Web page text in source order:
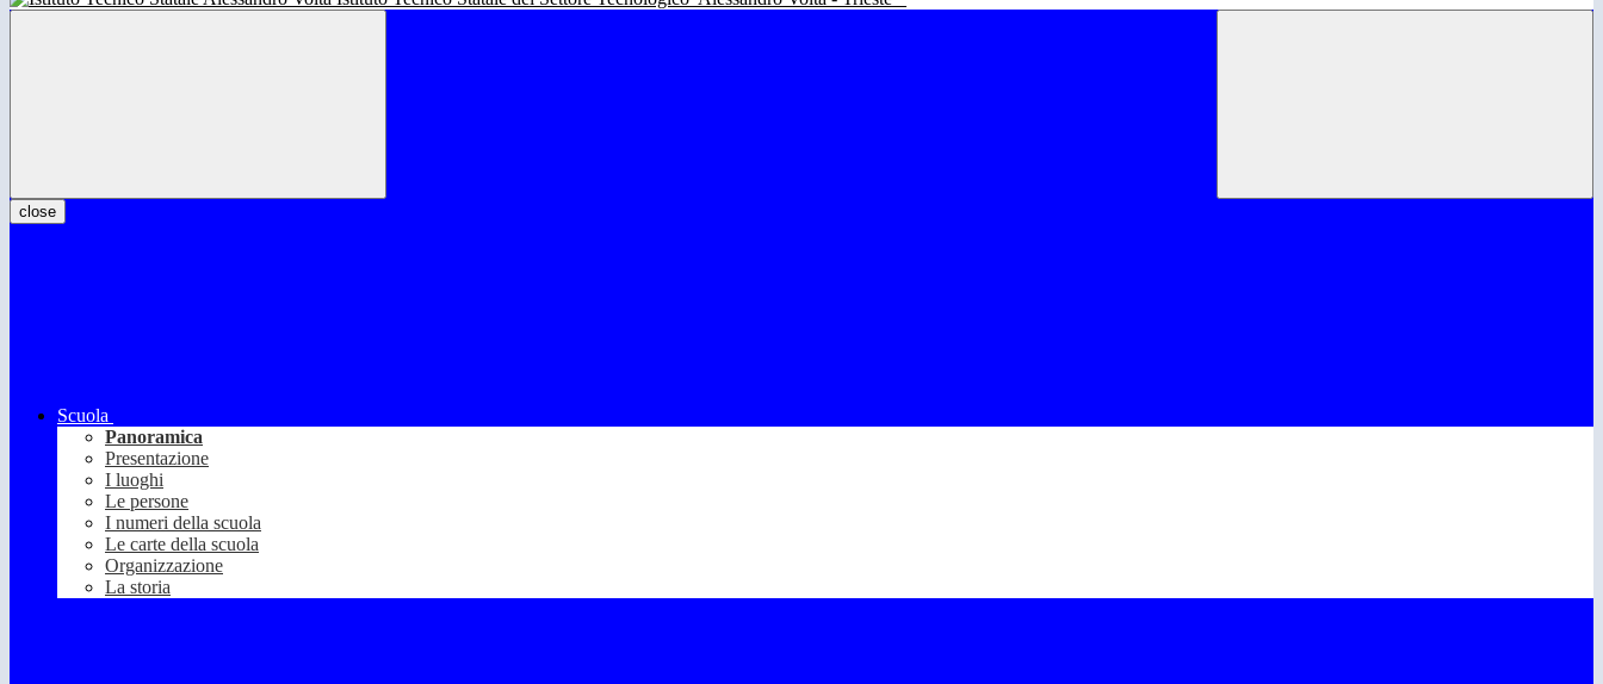
close
Scuola
Panoramica
Presentazione
I luoghi
Le persone
I numeri della scuola
Le carte della scuola
Organizzazione
La storia